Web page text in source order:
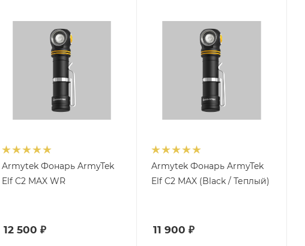
Armytek Фонарь ArmyTek
Elf C2 MAX WR
12 500 ₽
Armytek Фонарь ArmyTek
Elf C2 MAX (Black / Теплый)
11 900 ₽